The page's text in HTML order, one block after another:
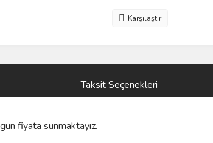
Karşılaştır
Taksit Seçenekleri
fiyata sunmaktayız.